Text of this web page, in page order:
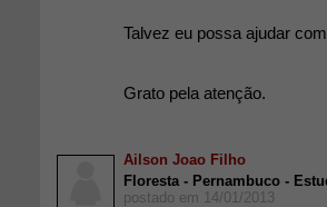
Talvez eu possa ajudar
Grato pela atenção.
Ailson Joao Filho
Floresta - Pernambuco -
postado em 14/01/2013